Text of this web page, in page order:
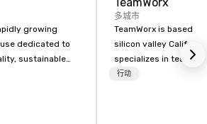
growing
dedicated to
sustainable
Pacific-inspired
TeamWorx
多城市
TeamWorx is based
silicon valley
specializes in team
tech companies and
行动